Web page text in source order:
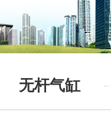
无杆气缸